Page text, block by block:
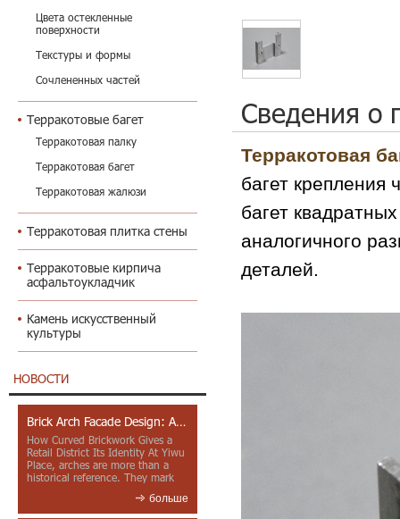
Цвета остекленные
поверхности
Текстуры и формы
Сочлененных частей
Терракотовые багет
Терракотовая палку
Терракотовая багет
Терракотовая жалюзи
Терракотовая плитка стены
Терракотовые кирпича
асфальтоукладчик
Камень искусственный
культуры
НОВОСТИ
Brick Arch Facade Design: A Closer Look at Yiwu Place
How Curved Brickwork Gives a
Retail District Its Identity At Yiwu
Place, arches are more than a
historical reference. They mark
больше
Сведения о
Терракотовая
багет крепления
багет
аналогичного
деталей.